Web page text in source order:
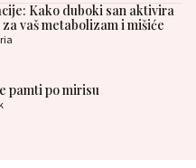
Kako duboki san aktivira
vaš metabolizam i mišiće
pamti po mirisu